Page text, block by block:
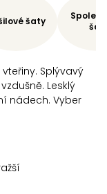
Splývavý
Lesklý
nádech. Vyber
šaty